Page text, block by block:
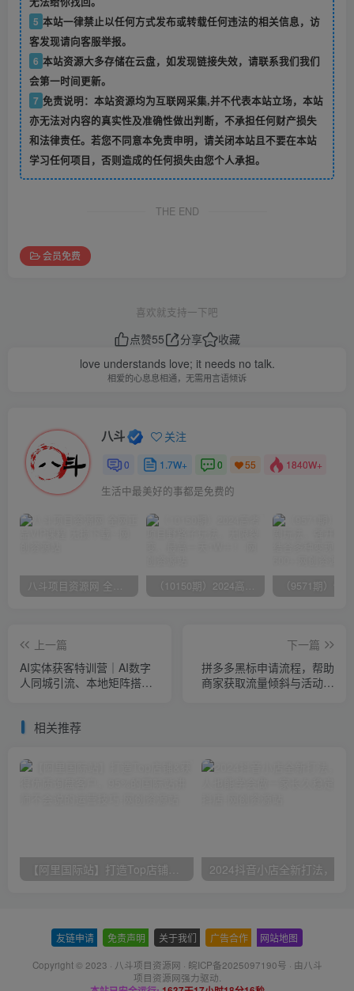
5 本站一律禁止以任何方式发布或转载任何违法的相关信息，访
客发现请向客服举报。
6 本站资源大多存储在云盘，如发现链接失效，请联系我们我们
会第一时间更新。
7 免责说明：本站资源均为互联网采集,并不代表本站立场，本站
亦无法对内容的真实性及准确性做出判断，不承担任何财产损失
和法律责任。若您不同意本免责申明，请关闭本站且不要在本站
学习任何项目，否则造成的任何损失由您个人承担。
THE END
会员免费
喜欢就支持一下吧
点赞55 分享
收藏
love understands love; it needs no talk.
相爱的心息息相通，无需用言语倾诉
八斗 关注
0 1.7W+ 0 55 1840W+
生活中最美好的事都是免费的
八斗项目资源网 全网正品VIP课程 无损下载~ （10150期）2024高考项目野路子玩法，无限裂变，最高一天1W＋！
上一篇
AI实体获客特训营｜AI数字
人同城引流、本地矩阵搭
下一篇
拼多多黑标申请流程，帮助
商家获取流量倾斜与活动优
相关推荐
友链申请 免责声明 关于我们 广告合作 网站地图
Copyright © 2023 · 八斗项目资源网 · 皖ICP备2025097190号 · 由八斗
项目资源网强力驱动.